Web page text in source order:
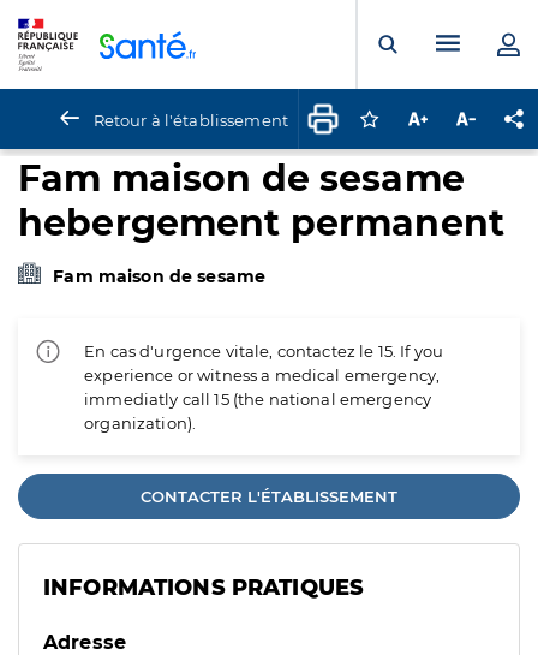
Ouvrir laMenu
Retour à l'établissement Connectez-vous
Augmenter la
Fam maison de sesame
hebergement permanent
Fam maison de sesame
En cas d'urgence vitale, contactez le 15. If you
experience or witness a medical emergency,
immediatly call 15 (the national emergency
organization).
CONTACTER L'ÉTABLISSEMENT
INFORMATIONS PRATIQUES
Adresse